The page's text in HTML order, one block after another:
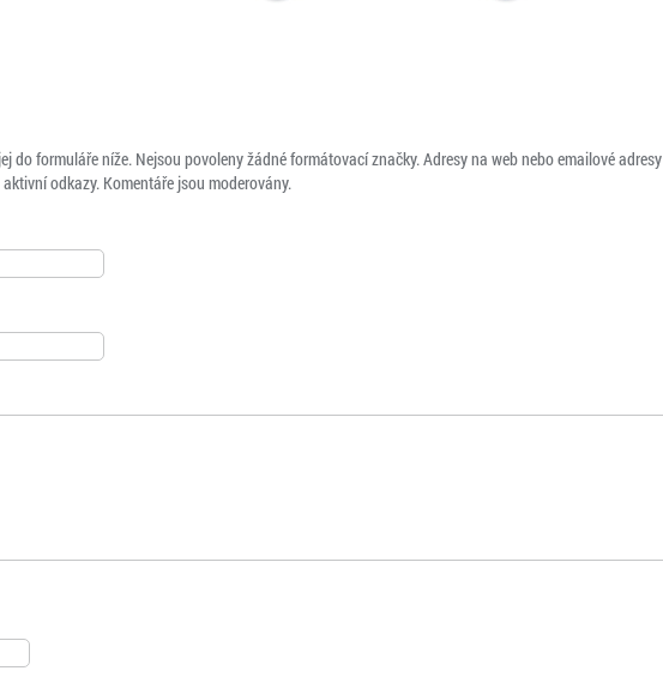
do formuláře níže. Nejsou povoleny žádné formátovací značky. Adresy na web nebo emailové adresy
odkazy. Komentáře jsou moderovány.